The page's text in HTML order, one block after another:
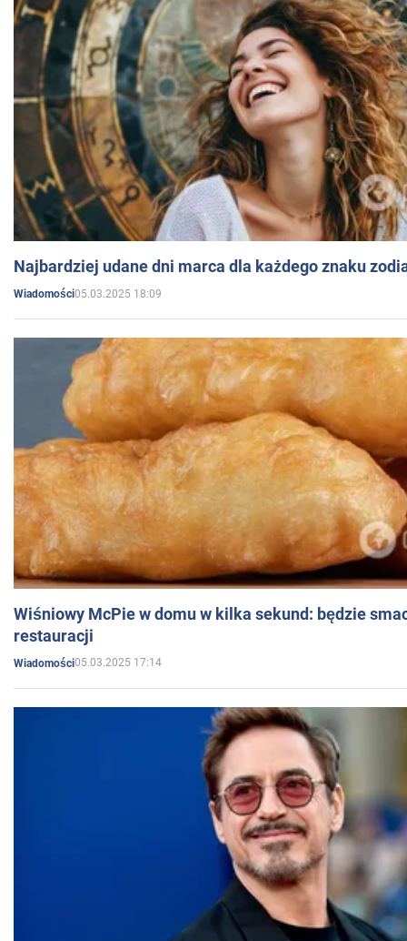
Najbardziej udane dni marca dla każdego znaku
Wiadomości05.03.2025 18:09
Wiśniowy McPie w domu w kilka sekund: będzie
restauracji
Wiadomości05.03.2025 17:14